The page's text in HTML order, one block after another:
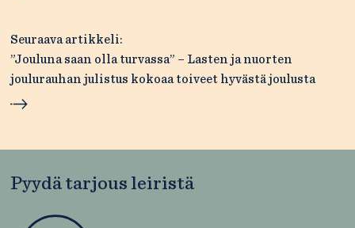
Seuraava artikkeli:
”Jouluna saan olla turvassa” – Lasten ja nuorten
joulurauhan julistus kokoaa toiveet hyvästä joulusta
Pyydä tarjous leiristä